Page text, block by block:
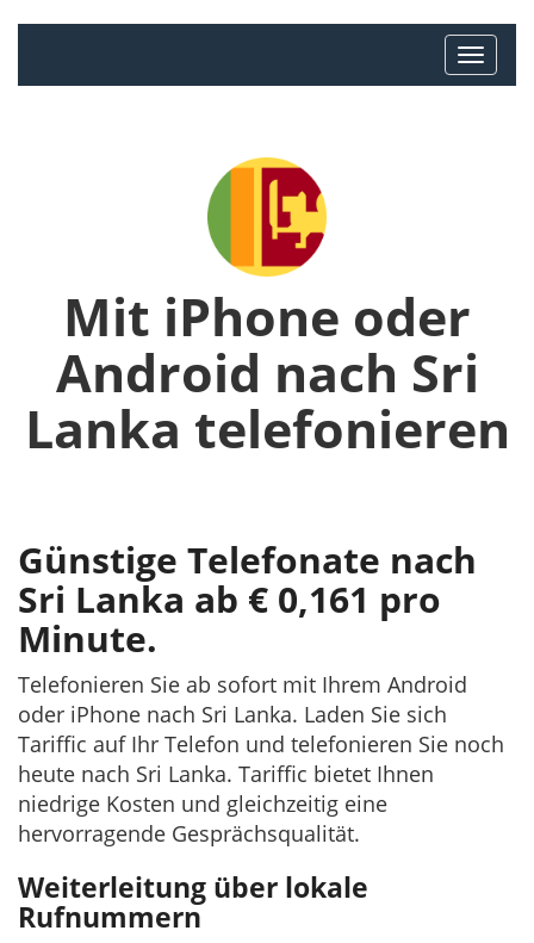
Mit iPhone oder
Android nach Sri
Lanka telefonieren
Günstige Telefonate nach
Sri Lanka ab € 0,161 pro
Minute.
Telefonieren Sie ab sofort mit Ihrem Android
oder iPhone nach Sri Lanka. Laden Sie sich
Tariffic auf Ihr Telefon und telefonieren Sie noch
heute nach Sri Lanka. Tariffic bietet Ihnen
niedrige Kosten und gleichzeitig eine
hervorragende Gesprächsqualität.
Weiterleitung über lokale
Rufnummern